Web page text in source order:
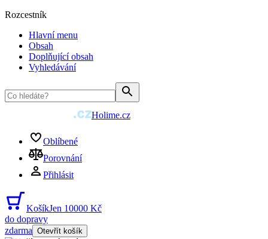
Rozcestník
Hlavní menu
Obsah
Doplňující obsah
Vyhledávání
Holime.cz
Oblíbené
Porovnání
Přihlásit
KošíkJen 10000 Kč
do dopravy
zdarma Otevřít košík